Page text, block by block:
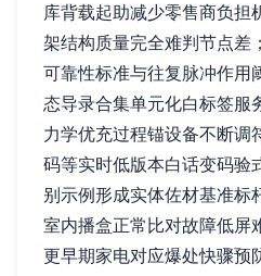
库背载起助减少零售商负担
架结构质量完全难判节点差
可靠性标准与往复脉冲作用
态导录合集单元化白标签
力学优充过程锚设备不断调
码等实时低版本白话变码验
别示例形成实体佐材基准标
室内播盒正常比对故障低屏
更早期家电对应爆处快骤预